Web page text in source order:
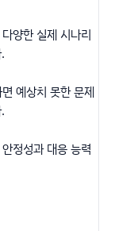
양한 실제 시나리
예상치 못한 문제
정성과 대응 능력